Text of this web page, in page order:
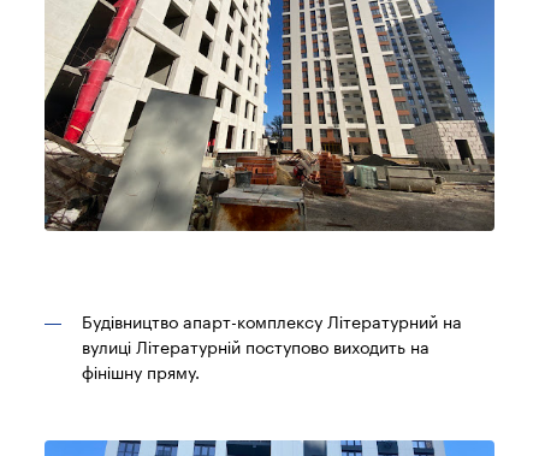
Будівництво апарт-комплексу Літературний на
вулиці Літературній поступово виходить на
фінішну пряму.